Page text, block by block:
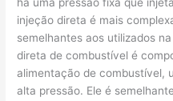
injeção direta é mais
semelhantes aos utilizados
direta de combustível é
alimentação de combustível,
alta pressão. Ele é